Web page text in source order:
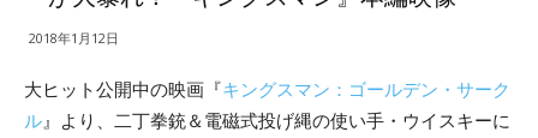
2018年1月12日
大ヒット公開中の映画『キングスマン：ゴールデン・サーク
ル 』より、二丁拳銃＆電磁式投げ縄の使い手・ウイスキーに